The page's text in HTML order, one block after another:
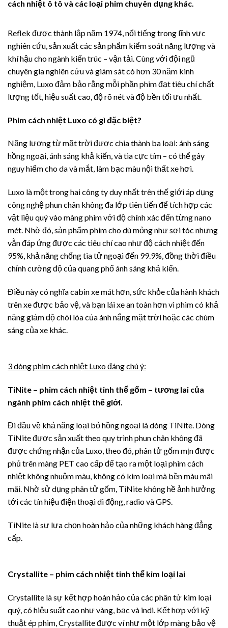
cách nhiệt ô tô và các loại phim chuyên dụng khác.
Reflek được thành lập năm 1974, nổi tiếng trong lĩnh vực
nghiên cứu, sản xuất các sản phẩm kiểm soát năng lượng và
khí hậu cho ngành kiến trúc – vận tải. Cùng với đội ngũ
chuyên gia nghiên cứu và giám sát có hơn 30 năm kinh
nghiệm, Luxo đảm bảo rằng mỗi phần phim đạt tiêu chí chất
lượng tốt, hiệu suất cao, độ rõ nét và độ bền tối ưu nhất.
Phim cách nhiệt Luxo có gì đặc biệt?
Năng lượng từ mặt trời được chia thành ba loại: ánh sáng
hồng ngoại, ánh sáng khả kiến, và tia cực tím – có thể gây
nguy hiểm cho da và mắt, làm bạc màu nội thất xe hơi.
Luxo là một trong hai công ty duy nhất trên thế giới áp dụng
công nghệ phun chân không đa lớp tiên tiến để tích hợp các
vật liệu quý vào màng phim với độ chính xác đến từng nano
mét. Nhờ đó, sản phẩm phim cho dù mỏng như sợi tóc nhưng
vẫn đáp ứng được các tiêu chí cao như độ cách nhiệt đến
95%, khả năng chống tia tử ngoại đến 99.9%, đồng thời điều
chỉnh cường độ của quang phổ ánh sáng khả kiến.
Điều này có nghĩa cabin xe mát hơn, sức khỏe của hành khách
trên xe được bảo vệ, và bạn lái xe an toàn hơn vì phim có khả
năng giảm độ chói lóa của ánh nắng mặt trời hoặc các chùm
sáng của xe khác.
3 dòng phim cách nhiệt Luxo đáng chú ý:
TiNite – phim cách nhiệt tinh thể gốm – tương lai của
ngành phim cách nhiệt thế giới.
Đi đầu về khả năng loại bỏ hồng ngoại là dòng TiNite. Dòng
TiNite được sản xuất theo quy trình phun chân không đã
được chứng nhận của Luxo, theo đó, phân tử gốm mịn được
phủ trên màng PET cao cấp để tạo ra một loại phim cách
nhiệt không nhuộm màu, không có kim loại mà bền màu mãi
mãi. Nhờ sử dụng phân tử gốm, TiNite không hề ảnh hưởng
tới các tín hiệu điện thoại di động, radio và GPS.
TiNite là sự lựa chọn hoàn hảo của những khách hàng đẳng
cấp.
Crystallite – phim cách nhiệt tinh thể kim loại lai
Crystallite là sự kết hợp hoàn hảo của các phân tử kim loại
quý, có hiệu suất cao như vàng, bạc và indi. Kết hợp với kỹ
thuật ép phim, Crystallite được ví như một lớp màng bảo vệ